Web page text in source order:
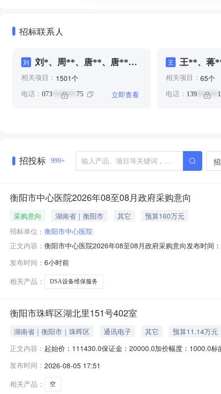
招标联系人
刘
刘*、周**、唐**、唐**、
**、曾**、曾**、曾**、李
*、王**、罗**、罗**、莫
相关项目： 1501个
电话： 073 ******* 75 立即查看
王
王**、蒋
相关项目： 65个
电话： 139******
招投标 999+
衡阳市中心医院2026年08至08月政府采购意向
采购意向 湖南省｜衡阳市 其它
预算160万元
招标单位： 衡阳市中心医院
正文内容： 衡阳市中心医院2026年08至08月政府采购意向发布时间
中心医院介入中心DSA设备购买维保服务采购项目衡阳
工
发布时间： 6小时前
相关产品：
DSA设备维保服务
衡阳市珠晖区湖北里151号402室
湖南省｜衡阳市｜珠晖区 通讯电子 其它
预算11.14万元
正文内容： 起始价：111430.0保证金：20000.0加价幅度：1000.0
http://sifa.jd.com/2428）现公告如下：一、拍卖标的：
发布时间： 2026-08-05 17:51
相关产品：
空